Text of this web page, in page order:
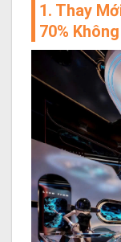
1. Thay
70%